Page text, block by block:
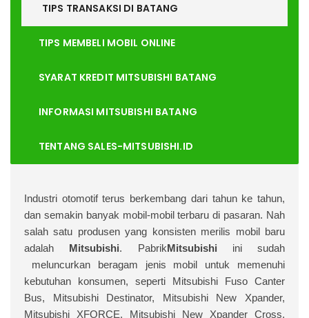
TIPS TRANSAKSI DI BATANG
TIPS MEMBELI MOBIL ONLINE
SYARAT KREDIT MITSUBISHI BATANG
INFORMASI MITSUBISHI BATANG
TENTANG SALES-MITSUBISHI.ID
ndustri otomotif terus berkembang dari tahun ke tahun,
dan semakin banyak mobil-mobil terbaru di pasaran. Nah
salah satu produsen yang konsisten merilis mobil baru
adalah
Mitsubishi. Pabrik Mitsubishi ini sudah
meluncurkan beragam jenis mobil untuk memenuhi
kebutuhan konsumen, seperti Mitsubishi Fuso Canter
Bus, Mitsubishi Destinator, Mitsubishi New Xpander,
Mitsubishi XFORCE, Mitsubishi New Xpander Cross,